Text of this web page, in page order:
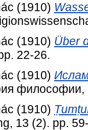
(1910)
(1910) Über
22-26.
(1910)
философии,
(1910)
13 (2). pp.